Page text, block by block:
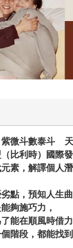
紫微斗數泰斗
比利時）國際
素，解譯個人
點，預知人生曲
夠施巧力，
能在順風時借
階段，都能找到